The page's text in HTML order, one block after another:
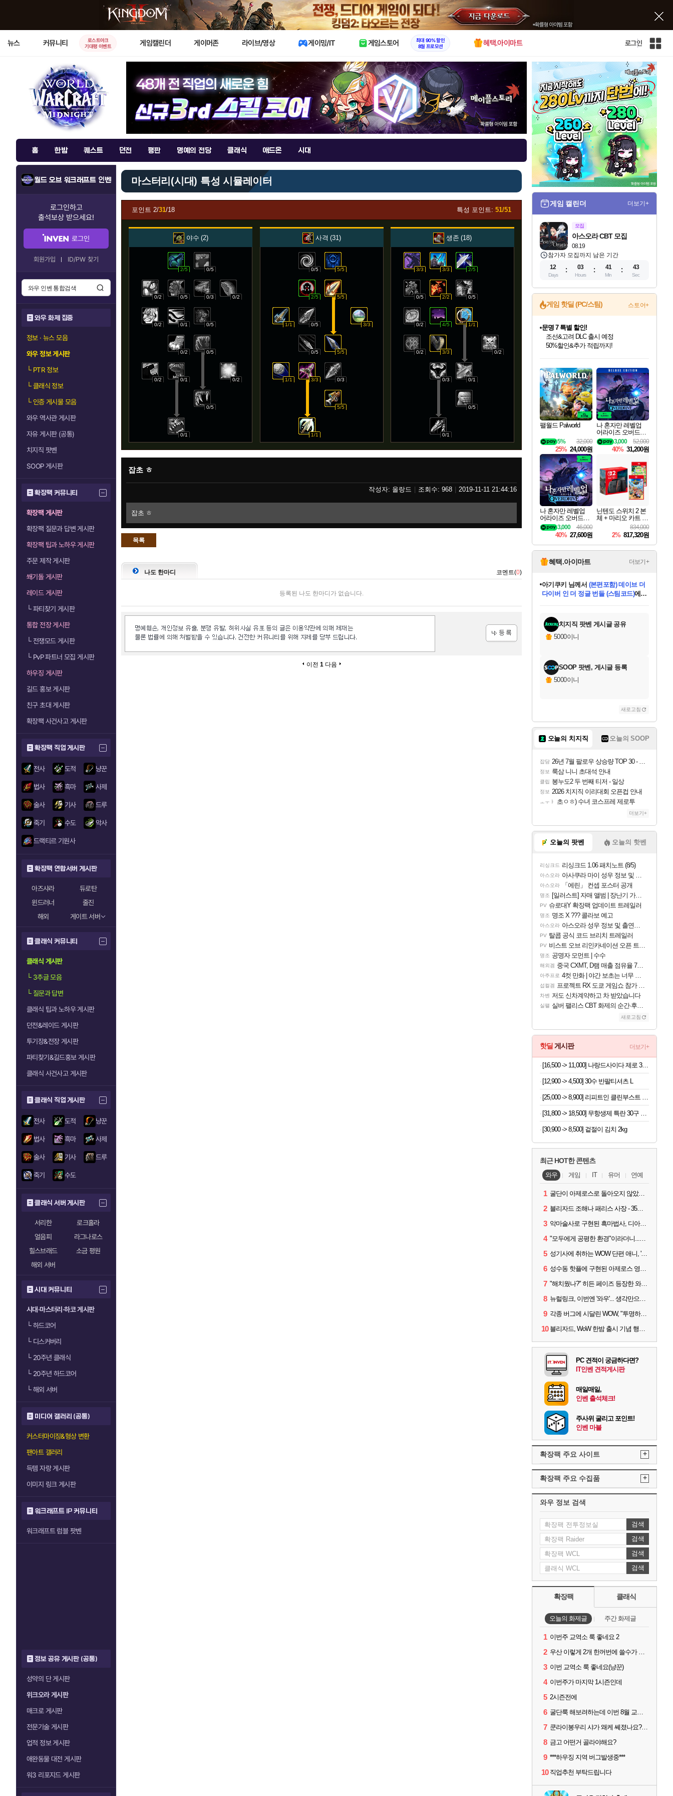
X
뉴스 커뮤니티
로스트아크
기대평 이벤트
게임캘린더 게이머존 라이브/영상 게이밍/IT 게임스토어
최대 90% 할인
8월 프로모션
혜택.아이마트 로그인
인
전
체
사
이
홈 한밤 퀘스트 던전 평판 명예의 전당 클래식 애드온 시대
월드 오브 워크래프트 인벤
로그인하고
출석보상 받으세요!
로그인
회원가입 ID/PW 찾기
와우 화제 집중
정보 · 뉴스 모음
와우 정보 게시판
└PTR 정보
└클래식 정보
└인증 게시물 모음
와우 역사관 게시판
자유 게시판 (공통)
치지직 팟벤
SOOP 게시판
확장팩 커뮤니티
확장팩 게시판
확장팩 질문과 답변 게시판
확장팩 팁과 노하우 게시판
주문 제작 게시판
쐐기돌 게시판
레이드 게시판
└파티찾기 게시판
통합 전장 게시판
└전쟁모드 게시판
└PvP 파트너 모집 게시판
하우징 게시판
길드 홍보 게시판
친구 초대 게시판
확장팩 사건사고 게시판
확장팩 직업 게시판
전사 도적 냥꾼
법사 흑마 사제
술사 기사 드루
죽기 수도 악사
드랙티르 기원사
확장팩 연합서버 게시판
아즈샤라
듀로탄
윈드러너
줄진
해외
게이트 서버
클래식 커뮤니티
클래식 게시판
└3추글 모음
└질문과 답변
클래식 팁과 노하우 게시판
던전&레이드 게시판
투기장&전장 게시판
파티찾기&길드홍보 게시판
클래식 사건사고 게시판
클래식 직업 게시판
전사 도적 냥꾼
법사 흑마 사제
술사 기사 드루
죽기 수도
클래식 서버 게시판
서리한
로크홀라
얼음피
라그나로스
힐스브래드
소금 평원
해외 서버
시대 커뮤니티
시대·마스터리·하코 게시판
└하드코어
└디스커버리
└20주년 클래식
└20주년 하드코어
└해외 서버
미디어 갤러리 (공통)
커스터마이징&형상 변환
팬아트 갤러리
득템 자랑 게시판
이미지 링크 게시판
워크래프트 IP 커뮤니티
워크래프트 럼블 팟벤
정보 공유 게시판 (공통)
성약의 단 게시판
위크오라 게시판
매크로 게시판
전문기술 게시판
업적 정보 게시판
애완동물 대전 게시판
워3 리포지드 게시판
마스터리(시대) 특성 시뮬레이터
포인트 2/31/18 특성 포인트: 51/51
야수 2
2/5 0/5
0/2 0/5 0/3 0/2
0/2 0/1 0/5
0/2 0/5
0/2 0/1 0/2
0/5
0/1
사격 31
0/5 5/5
2/5 5/5
1/1 0/5 3/3
0/5 5/5
1/1 3/3 0/3
5/5
1/1
생존 18
3/3 3/3 2/5
0/5 2/2 0/5
0/2 4/5 1/1
0/2 3/3 0/2
0/3 0/1
0/5
0/1
잡초 ㅎ
올랑드 968 2019-11-11 21:44:16
잡초 ㅎ
목록
나도 한마디 코멘트(0)
등록된 나도 한마디가 없습니다.
이전 1 다음
게임 캘린더 더보기+
모집
08.19
아스오라 CBT 모집
참가자 모집까지 남은 기간
12
Days
03
Hours
41
Min
43
Sec
게임 핫딜 (PC/스팀) 스토어+
최대 90% 할인가를 만나보세요!
네이버혜택과 함께 만나보세요!
문명 7 특별 할인!
조선&고려 DLC 출시 예정
50%할인&추가 적립까지!
이니&베니 혜택까지!
네이버 혜택가와 함께 예약하세요!
할인&네이버혜택으로 만나보세요!
네이버페이 혜택과 만나보세요!
40주년 프로모션으로 만나보세요!
네이버 포인트 혜택까지!
할인가에 만나보세요!
일부 에디션 상시 할인!
혜택으로 예약 판매 중
편안하게 충전하세요
팰월드 Palworld
32,000
5%
25% 24,000원
나 혼자만 레벨업
어라이즈 오버드라
이브 디럭스 에디션
Solo Leveling Arise
Overdrive Deluxe Edi
52,000
3,000
40% 31,200원
나 혼자만 레벨업
어라이즈 오버드라
이브 Solo Leveling A
rise
46,000
3,000
40% 27,600원
닌텐도 스위치 2 본
체 + 마리오 카트 월
드 + 포켓몬 포코피
아 번들
834,000
2% 817,320원
혜택.아이마트 더보기+
당첨되셨습니다.
아기쿠키 님께서 (본편포함) 데이브 더
다이버 인 더 정글 번들 (스팀코드)에
당첨되셨습니다.
당첨되셨습니다.
에디션 (스팀코드)를 교환.
당첨되셨습니다.
당첨되셨습니다.
당첨되셨습니다.
당첨되셨습니다.
치지직 팟벤 게시글 공유
5000이니
SOOP 팟벤, 게시글 등록
5000이니
새로고침
오늘의 치지직 오늘의 SOOP
잡담 26년 7월 팔로우 상승량 TOP 30 - 월간 치지직
정보 룩삼 니니 초대석 안내
클립 봉누도2 두 번째 티저 - 일상
정보 2026 치지직 이리대회 오픈컵 안내
ㅗㅜㅑ 초ㅇㅎ) 수녀 코스프레 제로투
더보기+
오늘의 팟벤 오늘의 핫벤
리싱크드 리싱크드 1.06 패치노트 (8/5)
아스오라 아사쿠라 마이 성우 정보 및 주요 필모
아스오라 「에린」 컨셉 포스터 공개
명조 [일러스트] 자매 앨범 | 장난기 가득한 오후의 공원 (리메이크판)
PV 슈로대Y 확장팩 업데이트 트레일러
명조 명조 X ??? 콜라보 예고
아스오라 아스오라 성우 정보 및 출연작 모음
PV 탈콥 공식 코드 브리치 트레일러
PV 비스트 오브 리인카네이션 오픈 트레일러
명조 공명자 모먼트 | 수수
해외겜 중국 CXMT, D램 매출 점유율 7%…글로벌 4위로 부상
아주프로 4컷 만화 | 야간 보초는 너무 힘들어
섭컬겜 프로젝트 RX 도쿄 게임쇼 참가 결정
차벤 저도 신차계약하고 차 받았습니다
실팰 실버 팰리스 CBT 화제의 순간·후기 모음
새로고침
핫딜 게시판 더보기+
[16,500 -> 11,000] 나랑드사이다 제로 345ml x 24개
[12,900 -> 4,500] 30수 반팔티셔츠 L
[30,900 -> 8,500] 겉절이 김치 2kg
최근 HOT한 콘텐츠
와우 게임 IT 유머 연예
1 굴단이 아제로스로 돌아오지 않았다면? 와우 클래식+ 주목
2 블리자드 조해나 패리스 사장 - 35년 역사, 그리고 비전
3 악마술사로 구현된 흑마법사, 디아4 x 와우 콜라보 살펴보기
4 "모두에게 공평한 환경"이라더니...여전히 살아있는 애드온
5 성기사에 취하는 WOW 단편 애니, '신성한 모든 것'
6 성수동 핫플에 구현된 아제로스 영웅들의 안식처, WoW 홈스윗홈
7 "해치웠나?" 히든 페이즈 등장한 와우 '한밤', 세계 최초 킬은 '팀 리퀴드'
8 뉴럴링크, 이번엔 '와우'... 생각만으로 게임하는 시대 성큼
9 각종 버그에 시달린 WOW, "투명하고 신속한 소통과 대응 약속"
10 블리자드, WoW 한밤 출시 기념 행사 '홈스윗홈' 28일 개최
PC 견적이 궁금하다면?
IT인벤 견적게시판
매일매일,
인벤 출석체크!
주사위 굴리고 포인트!
인벤 마블
확장팩 주요 사이트 +
확장팩 주요 수집품 +
와우 정보 검색
검색
검색
검색
검색
확장팩 클래식
오늘의 화제글 주간 화제글
1 이번주 교역소 룩 좋네요 2
2 우산 이렇게 2개 한꺼번에 쓸수가 있네요
3 이번 교역소 룩 좋네요(냥꾼)
4 이번주가 마지막 1시즌인데
5 2시즌전에
6 굴단룩 해보려하는데 이번 8월 교역소 칠흙 두건 질문드립니다
7 쿤라이봉우리 샤가 왜케 쎄졌나요? ㅋㅋㅋ
8 금고 어떤거 골라야해요?
9 ***하우징 지역 버그발생중***
10 직업추천 부탁드립니다